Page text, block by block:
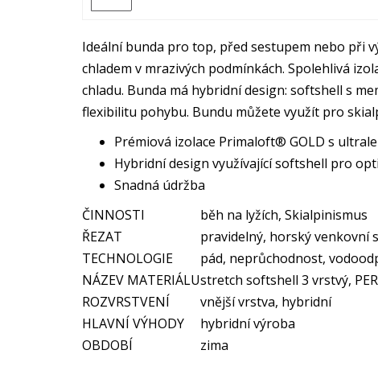
Ideální bunda pro top, před sestupem nebo při
chladem v mrazivých podmínkách. Spolehlivá
chladu. Bunda má hybridní design: softshell s
flexibilitu pohybu. Bundu můžete využít pro
Prémiová izolace Primaloft® GOLD s
Hybridní design využívající softshell pro
Snadná údržba
ČINNOSTI
běh na lyžích, Skialpinismus
ŘEZAT
pravidelný, horský venkovní
TECHNOLOGIE
pád, neprůchodnost,
NÁZEV MATERIÁLUstretch softshell 3 vrstvý,
ROZVRSTVENÍ
vnější vrstva, hybridní
HLAVNÍ VÝHODY
hybridní výroba
OBDOBÍ
zima